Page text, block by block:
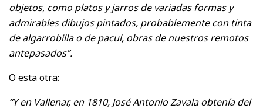
objetos, como platos y jarros de variadas formas y
admirables dibujos pintados, probablemente con tinta
de algarrobilla o de pacul, obras de nuestros remotos
antepasados”.
O esta otra:
“Y en Vallenar, en 1810, José Antonio Zavala obtenía del